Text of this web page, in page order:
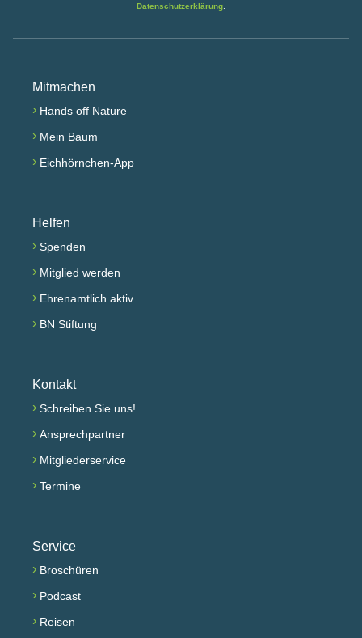
Datenschutzerklärung
Mitmachen
› Hands off Nature
› Mein Baum
› Eichhörnchen-App
Helfen
› Spenden
› Mitglied werden
› Ehrenamtlich aktiv
› BN Stiftung
Kontakt
› Schreiben Sie uns!
› Ansprechpartner
› Mitgliederservice
› Termine
Service
› Broschüren
› Podcast
› Reisen